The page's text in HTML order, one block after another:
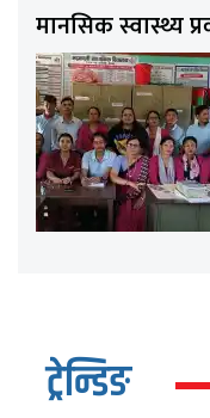
मानसिक स्वास्थ्य
ट्रेन्डिङ